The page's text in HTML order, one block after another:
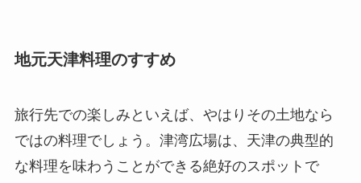
地元天津料理のすすめ
旅行先での楽しみといえば、やはりその土地なら
ではの料理でしょう。津湾広場は、天津の典型的
な料理を味わうことができる絶好のスポットで